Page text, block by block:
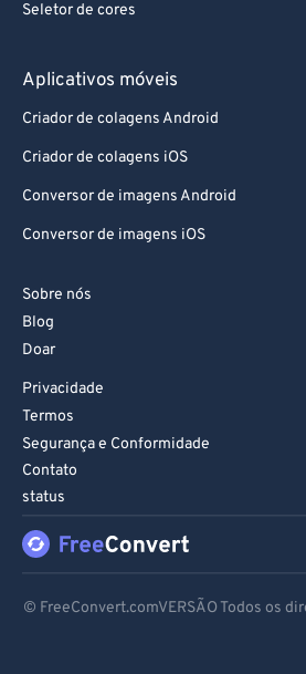
Seletor de cores
Aplicativos móveis
Criador de colagens Android
Criador de colagens iOS
Conversor de imagens Android
Conversor de imagens iOS
Sobre nós
Blog
Doar
Privacidade
Termos
Segurança e Conformidade
Contato
status
© FreeConvert.comVERSÃO Todos os